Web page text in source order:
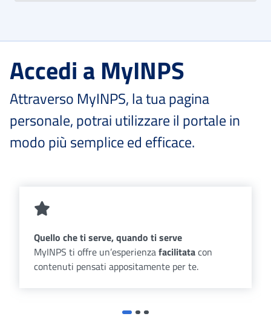
Accedi a MyINPS
Attraverso MyINPS, la tua pagina
personale, potrai utilizzare il portale in
modo più semplice ed efficace.
Quello che ti serve, quando ti serve
MyINPS ti offre un’esperienzafacilitatacon
contenuti pensati appositamente per te.